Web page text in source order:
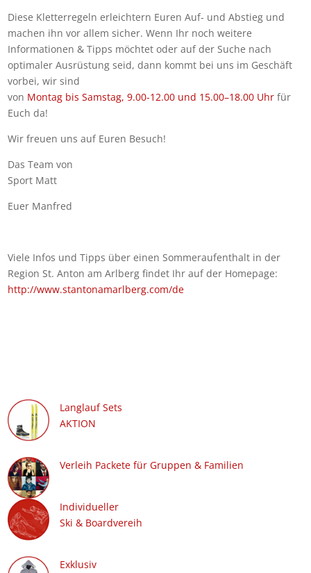
Diese Kletterregeln erleichtern Euren Auf- und Abstieg und
machen ihn vor allem sicher. Wenn Ihr noch weitere
Informationen & Tipps möchtet oder auf der Suche nach
optimaler Ausrüstung seid, dann kommt bei uns im Geschäft
vorbei, wir sind
von Montag bis Samstag, 9.00-12.00 und 15.00–18.00 Uhr für
Euch da!
Wir freuen uns auf Euren Besuch!
Das Team von
Sport Matt
Euer Manfred
Viele Infos und Tipps über einen Sommeraufenthalt in der
Region St. Anton am Arlberg findet Ihr auf der Homepage:
http://www.stantonamarlberg.com/de
Langlauf Sets
AKTION
Verleih Packete für Gruppen & Familien
Individueller
Ski & Boardvereih
Exklusiv